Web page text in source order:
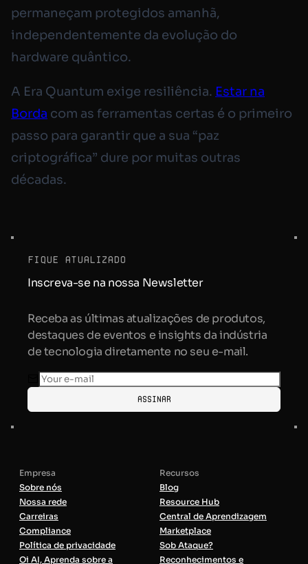
permaneçam protegidos amanhã,
independentemente da evolução do
hardware quântico.
A Era Quantum exige resiliência. Estar na
Borda com as ferramentas certas é o primeiro
passo para garantir que a sua “paz
criptográfica” dure por muitas outras
décadas.
fique atualizado
Inscreva-se na nossa Newsletter
Receba as últimas atualizações de produtos,
destaques de eventos e insights da indústria
de tecnologia diretamente no seu e-mail.
Assinar
Empresa
Sobre nós
Nossa rede
Carreiras
Compliance
Política de privacidade
Oi AI, Aprenda sobre a
Recursos
Blog
Resource Hub
Central de Aprendizagem
Marketplace
Sob Ataque?
Reconhecimentos e